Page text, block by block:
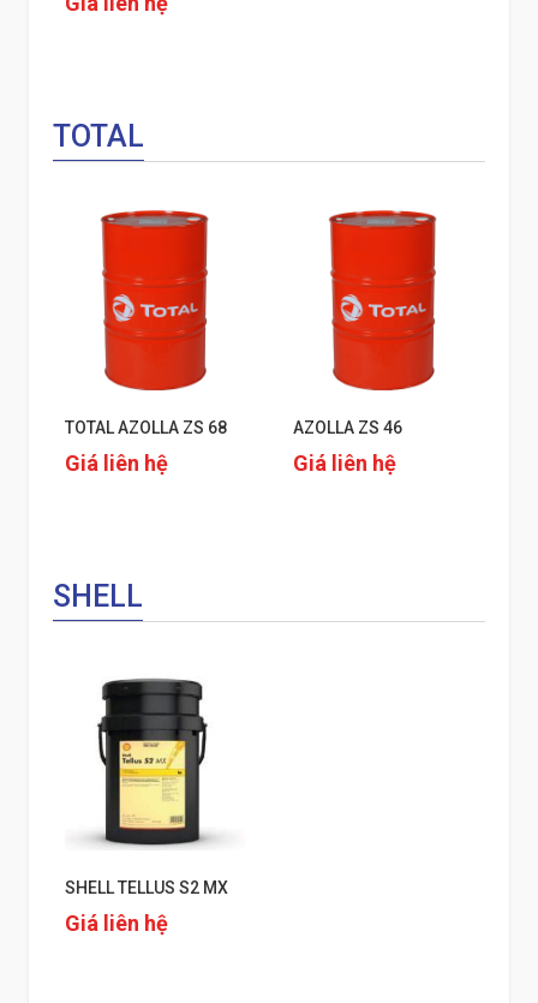
TOTAL
TOTAL AZOLLA ZS 68
Giá liên hệ
AZOLLA ZS 46
Giá liên hệ
SHELL
SHELL TELLUS S2 MX
Giá liên hệ